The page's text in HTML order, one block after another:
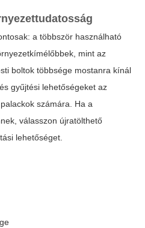
a többször használható
mint az
boltok többsége mostanra kínál
gyűjtési lehetőségeket az
számára. Ha a
válasszon újratölthető
lehetőséget.